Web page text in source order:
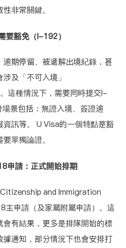
非常關鍵。
要豁免（I-192）
期停留、被遞解出境紀錄，甚
涉及 「不可入境」
這種情況下，需要同時提交I-
場景包括：無證入境、簽證逾
訊等。 U Visa的一個特點是豁
單獨論證。
申請：正式開始排期
and Immigration
申請（及家屬附屬申請）。這
有結果，更多是排隊開始的標
通知，部分情況下也會安排打